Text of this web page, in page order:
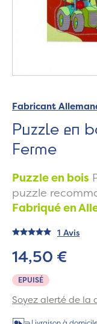
Fabricant
Puzzle en
Ferme
Puzzle en bois
puzzle
Fabriqué en
1 Avis
EPUISÉ
14,50 €
Soyez alerté de la